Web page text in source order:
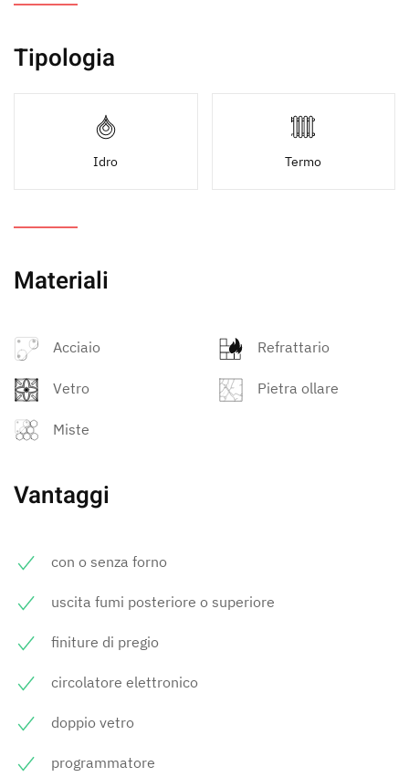
Tipologia
Idro Termo
Materiali
Acciaio Refrattario
Vetro Pietra ollare
Miste
Vantaggi
con o senza forno
uscita fumi posteriore o superiore
finiture di pregio
circolatore elettronico
doppio vetro
programmatore